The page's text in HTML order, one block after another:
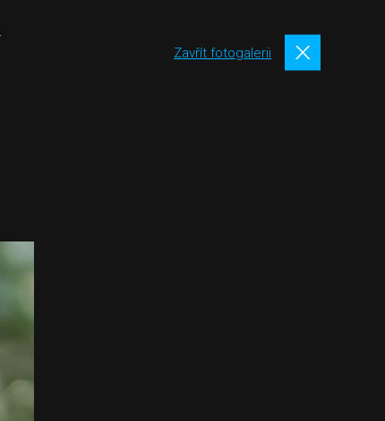
Zavřít fotogalerii